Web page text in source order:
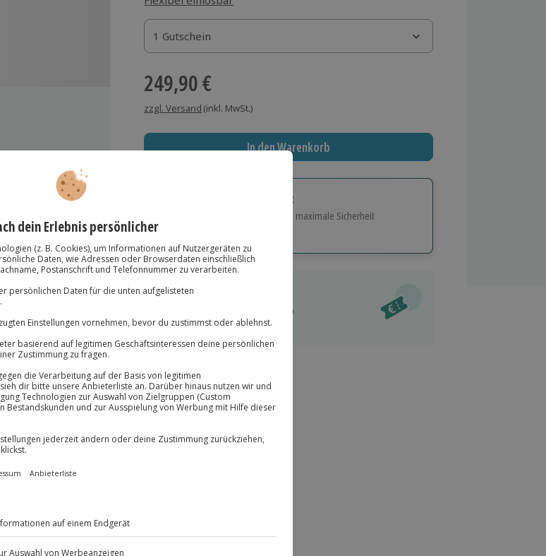
1 Gutschein
1 Gutschein
1 Gutschein
249,90 €
zzgl. Versand (inkl. MwSt.)
In den Warenkorb
Immer das richtige Geschenk:
Große Auswahl, volle Flexibilität und maximale Sicherheit
Große Auswahl
Über 9.000 Erlebnisse.
Jeder Gutschein für alle Erlebnisse einlösbar.
3 Jahre gültig & verlängerbar.
-15%* Club Deal verfügbar
Direktabzug im Warenkorb
Melde dich hier an
Du erhältst
erfahrenen
ein
dem
mit Sattel
eine
Der Ritt